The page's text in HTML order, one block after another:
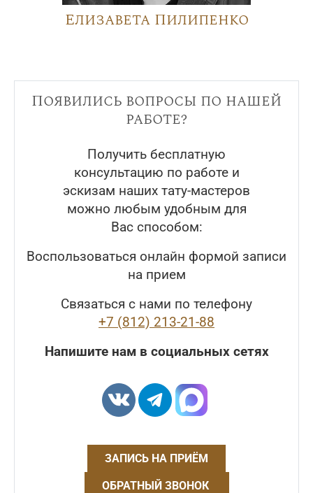
Елизавета Пилипенко
Появились вопросы по нашей
работе?
Получить бесплатную
консультацию по работе и
эскизам наших тату-мастеров
можно любым удобным для
Вас способом:
Воспользоваться онлайн формой записи
на прием
Связаться с нами по телефону
+7 (812) 213-21-88
Напишите нам в социальных сетях
ЗАПИСЬ НА ПРИЁМ
ОБРАТНЫЙ ЗВОНОК